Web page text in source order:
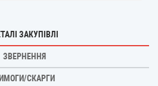
ЗАКУПІВЛІ
ЗВЕРНЕННЯ
СКАРГИ